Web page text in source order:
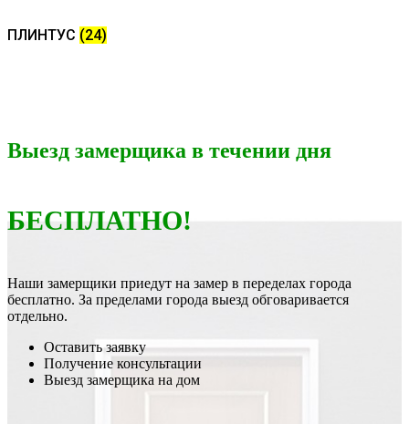
ПЛИНТУС (24)
Выезд замерщика в течении дня
БЕСПЛАТНО!
Наши замерщики приедут на замер в переделах города
бесплатно. За пределами города выезд обговаривается
отдельно.
Оставить заявку
Получение консультации
Выезд замерщика на дом